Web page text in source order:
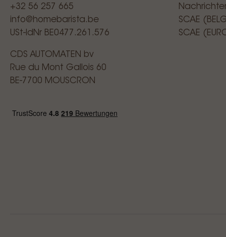
+32 56 257 665
info@homebarista.be
USt-IdNr BE0477.261.576
CDS AUTOMATEN bv
Rue du Mont Gallois 60
BE-7700 MOUSCRON
SCAE
SCAE